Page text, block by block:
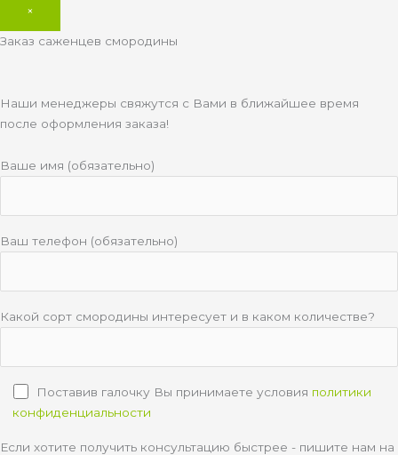
×
Заказ саженцев смородины
Наши менеджеры свяжутся с Вами в ближайшее время
после оформления заказа!
Ваше имя (обязательно)
Ваш телефон (обязательно)
Какой сорт смородины интересует и в каком количестве?
Поставив галочку Вы принимаете условия политики
конфиденциальности
Если хотите получить консультацию быстрее - пишите нам на